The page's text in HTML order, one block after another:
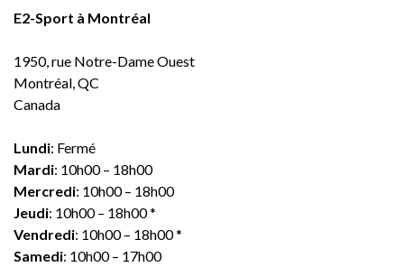
E2-Sport à Montréal
1950, rue Notre-Dame Ouest
Montréal, QC
Canada
Lundi: Fermé
Mardi: 10h00 – 18h00
Mercredi: 10h00 – 18h00
Jeudi: 10h00 – 18h00 *
Vendredi: 10h00 – 18h00 *
Samedi: 10h00 – 17h00